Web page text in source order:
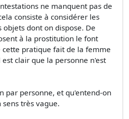
ne manquent pas de
consiste à considérer les
objets dont on dispose. De
à la prostitution le font
pratique fait de la femme
clair que la personne n'est
par personne, et qu'entend-on
sens très vague.